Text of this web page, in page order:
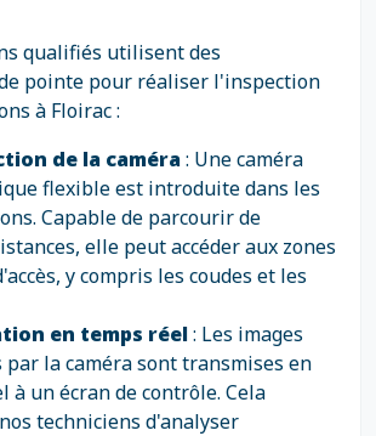
qualifiés utilisent des
pointe pour réaliser l'inspection
à Floirac :
de la caméra: Une caméra
flexible est introduite dans les
Capable de parcourir de
elle peut accéder aux zones
y compris les coudes et les
en temps réel: Les images
par la caméra sont transmises en
à un écran de contrôle. Cela
techniciens d'analyser